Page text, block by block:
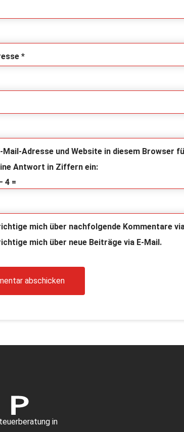
*
Mail-Adresse und Website in diesem Browser
Antwort in Ziffern ein:
4 =
mich über nachfolgende Kommentare
mich über neue Beiträge via E-Mail.
in